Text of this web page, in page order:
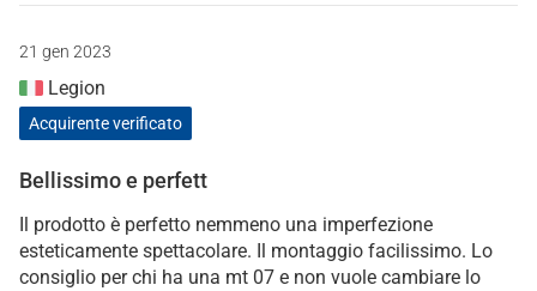
21 gen 2023
Legion
Acquirente verificato
Bellissimo e perfett
Il prodotto è perfetto nemmeno una imperfezione
esteticamente spettacolare. Il montaggio facilissimo. Lo
consiglio per chi ha una mt 07 e non vuole cambiare lo